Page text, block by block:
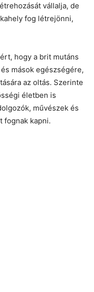
vállalja, de
fog létrejönni,
hogy a brit mutáns
mások egészségére,
az oltás. Szerinte
életben is
művészek és
fognak kapni.